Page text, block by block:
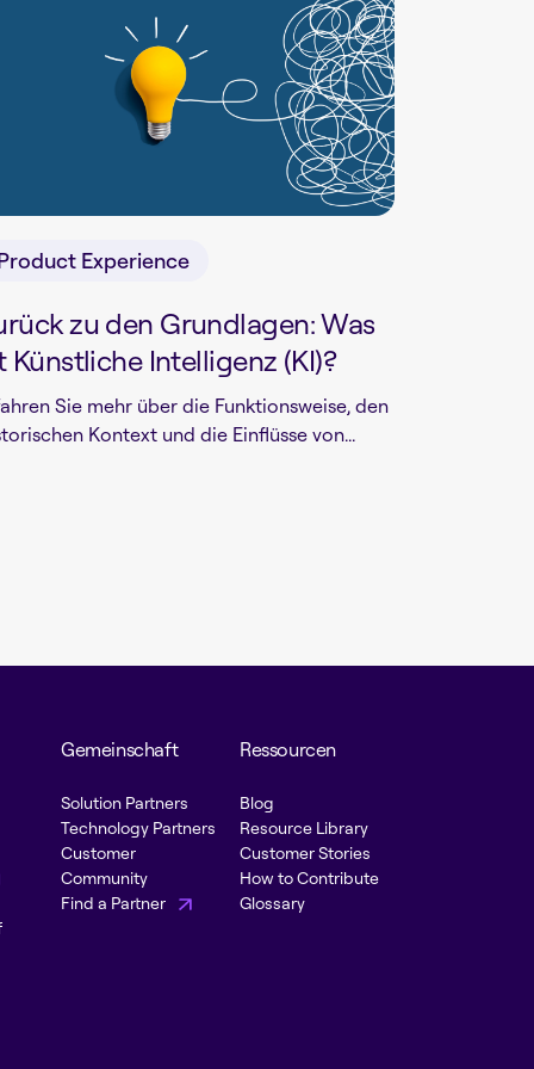
Experience
zu den Grundlagen: Was
Künstliche Intelligenz (KI)?
Sie mehr über die Funktionsweise, den
Kontext und die Einflüsse von...
Gemeinschaft
Solution Partners
Technology Partners
Customer
Community
Find a Partner
Ressourcen
Blog
Resource Library
Customer Stories
How to Contribute
Glossary